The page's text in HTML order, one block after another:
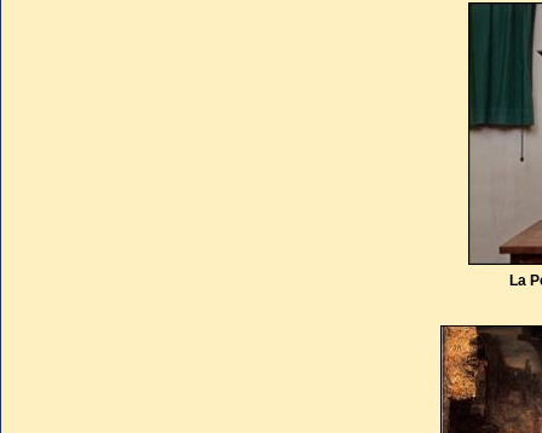
Son secret de
nature n’aurait su
La